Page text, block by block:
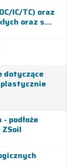
IC/TC) oraz
oraz s...
dotyczące
podłoże